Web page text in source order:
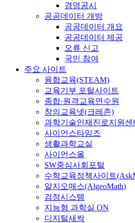
경영공시
공공데이터 개방
공공데이터 개요
공공데이터 제공
오류 신고
국민 참여
주요 사이트
융합교육(STEAM)
교육기부 포털사이트
종합·원격교육연수원
창의교육넷(크레존)
과학기술인재진로지원센
사이언스타임즈
생활과학교실
사이언스올
SW중심사회포털
수학교육정책사이트
알지오매스(AlgeoMath)
검정시스템
지능형 과학실 ON
디지털새싹